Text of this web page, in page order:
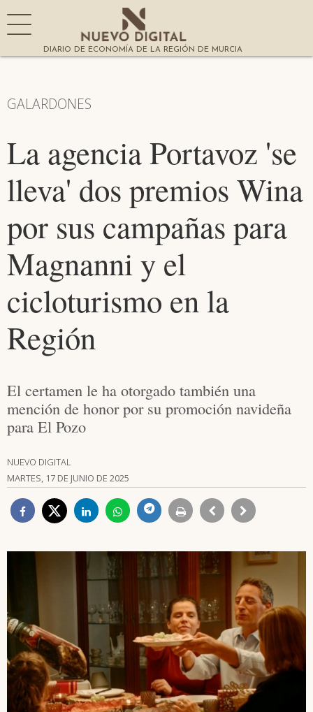
DIARIO DE ECONOMÍA DE LA REGIÓN DE MURCIA
GALARDONES
La agencia Portavoz 'se
lleva' dos premios Wina
por sus campañas para
Magnanni y el
cicloturismo en la
Región
El certamen le ha otorgado también una
mención de honor por su promoción navideña
para El Pozo
NUEVO DIGITAL
MARTES, 17 DE JUNIO DE 2025